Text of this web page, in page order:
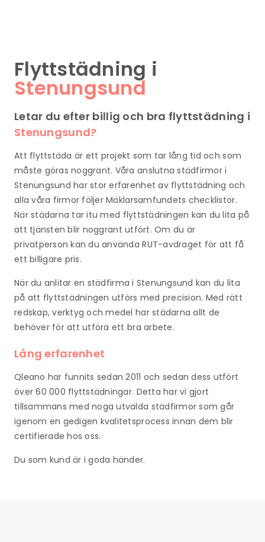
Flyttstädning i
Stenungsund
Letar du efter billig och bra flyttstädning i
Stenungsund?
Att flyttstäda är ett projekt som tar lång tid och som
måste göras noggrant. Våra anslutna städfirmor i
Stenungsund har stor erfarenhet av flyttstädning och
alla våra firmor följer Mäklarsamfundets checklistor.
När städarna tar itu med flyttstädningen kan du lita på
att tjänsten blir noggrant utfört. Om du är
privatperson kan du använda RUT-avdraget för att få
ett billigare pris.
När du anlitar en städfirma i Stenungsund kan du lita
på att flyttstädningen utförs med precision. Med rätt
redskap, verktyg och medel har städarna allt de
behöver för att utföra ett bra arbete.
Lång erfarenhet
Qleano har funnits sedan 2011 och sedan dess utfört
över 60 000 flyttstädningar. Detta har vi gjort
tillsammans med noga utvalda städfirmor som går
igenom en gedigen kvalitetsprocess innan dem blir
certifierade hos oss.
Du som kund är i goda händer.